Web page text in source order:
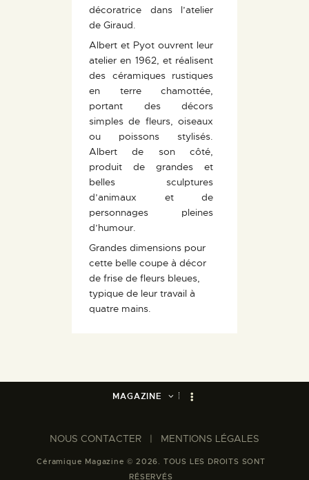
décoratrice dans l’atelier
de Giraud.
Albert et Pyot ouvrent leur
atelier en 1962, et réalisent
des céramiques rustiques
en terre chamottée,
portant des décors
simples de fleurs, oiseaux
ou poissons stylisés.
Albert de son côté,
produit de grandes et
belles sculptures
d’animaux et de
personnages pleines
d’humour.
Grandes dimensions pour
cette belle coupe à décor
de frise de fleurs bleues,
typique de leur travail à
quatre mains.
MAGAZINE
NOUS CONTACTER​ | MENTIONS LÉGALES
Céramique Magazine © 2026. TOUS LES DROITS SONT
RÉSERVÉS